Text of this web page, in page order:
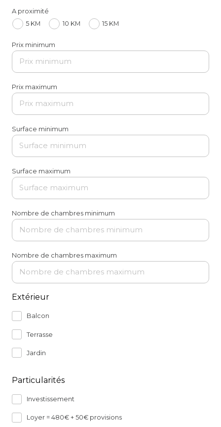
A proximité
5 KM
10 KM 15 KM
Prix minimum
Prix maximum
Surface minimum
Surface maximum
Nombre de chambres minimum
Nombre de chambres maximum
Extérieur
Balcon
Terrasse
Jardin
Particularités
Investissement
Loyer = 480€ + 50€ provisions